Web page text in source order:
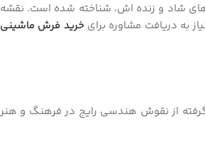
شاد و زنده اش، شناخته شده است. نقشه
به دریافت مشاوره برای خرید فرش ماشینی
از نقوش هندسی رایج در فرهنگ و هنر